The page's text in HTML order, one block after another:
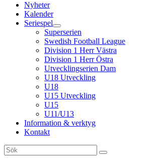
Nyheter
Kalender
Seriespel
Superserien
Swedish Football League
Division 1 Herr Västra
Division 1 Herr Östra
Utvecklingserien Dam
U18 Utveckling
U18
U15 Utveckling
U15
U11/U13
Information & verktyg
Kontakt
Search
for: